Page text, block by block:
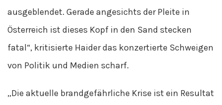
ausgeblendet. Gerade angesichts der Pleite in
Österreich ist dieses Kopf in den Sand stecken
fatal“, kritisierte Haider das konzertierte Schweigen
von Politik und Medien scharf.
„Die aktuelle brandgefährliche Krise ist ein Resultat